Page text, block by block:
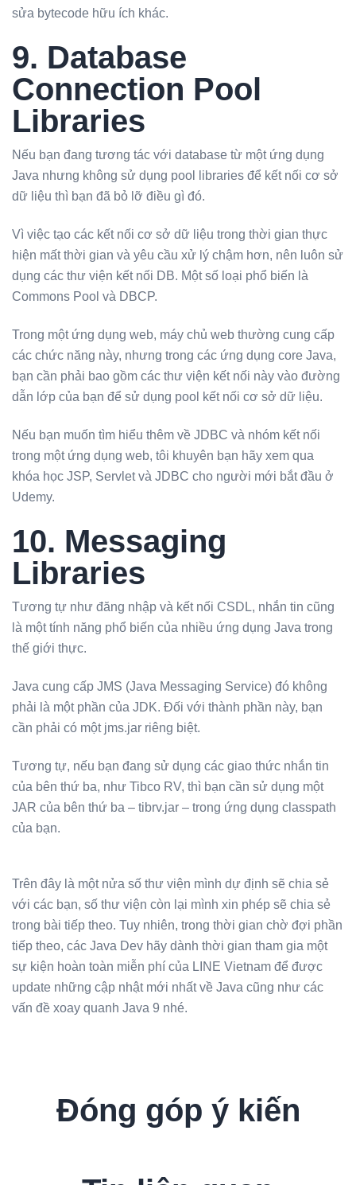
sửa bytecode hữu ích khác.
9. Database
Connection Pool
Libraries
Nếu bạn đang tương tác với database từ một ứng dụng
Java nhưng không sử dụng pool libraries để kết nối cơ sở
dữ liệu thì bạn đã bỏ lỡ điều gì đó.
Vì việc tạo các kết nối cơ sở dữ liệu trong thời gian thực
hiện mất thời gian và yêu cầu xử lý chậm hơn, nên luôn sử
dụng các thư viện kết nối DB. Một số loại phổ biến là
Commons Pool và DBCP.
Trong một ứng dụng web, máy chủ web thường cung cấp
các chức năng này, nhưng trong các ứng dụng core Java,
bạn cần phải bao gồm các thư viện kết nối này vào đường
dẫn lớp của bạn để sử dụng pool kết nối cơ sở dữ liệu.
Nếu bạn muốn tìm hiểu thêm về JDBC và nhóm kết nối
trong một ứng dụng web, tôi khuyên bạn hãy xem qua
khóa học JSP, Servlet và JDBC cho người mới bắt đầu ở
Udemy.
10. Messaging
Libraries
Tương tự như đăng nhập và kết nối CSDL, nhắn tin cũng
là một tính năng phổ biến của nhiều ứng dụng Java trong
thế giới thực.
Java cung cấp JMS (Java Messaging Service) đó không
phải là một phần của JDK. Đối với thành phần này, bạn
cần phải có một jms.jar riêng biệt.
Tương tự, nếu bạn đang sử dụng các giao thức nhắn tin
của bên thứ ba, như Tibco RV, thì bạn cần sử dụng một
JAR của bên thứ ba – tibrv.jar – trong ứng dụng classpath
của bạn.
Trên đây là một nửa số thư viện mình dự định sẽ chia sẻ
với các bạn, số thư viện còn lại mình xin phép sẽ chia sẻ
trong bài tiếp theo. Tuy nhiên, trong thời gian chờ đợi phần
tiếp theo, các Java Dev hãy dành thời gian tham gia một
sự kiện hoàn toàn miễn phí của LINE Vietnam để được
update những cập nhật mới nhất về Java cũng như các
vấn đề xoay quanh Java 9 nhé.
Đóng góp ý kiến